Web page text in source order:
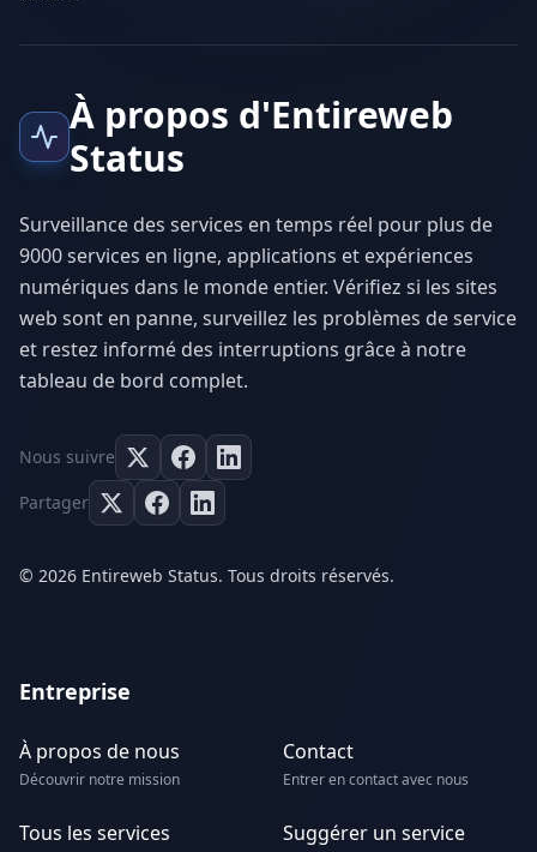
À propos d'Entireweb
Status
Surveillance des services en temps réel pour plus de
9000 services en ligne, applications et expériences
numériques dans le monde entier. Vérifiez si les sites
web sont en panne, surveillez les problèmes de service
et restez informé des interruptions grâce à notre
tableau de bord complet.
Nous suivre
Partager
© 2026 Entireweb Status. Tous droits réservés.
Entreprise
À propos de nous
Découvrir notre mission
Contact
Entrer en contact avec nous
Tous les services Suggérer un service